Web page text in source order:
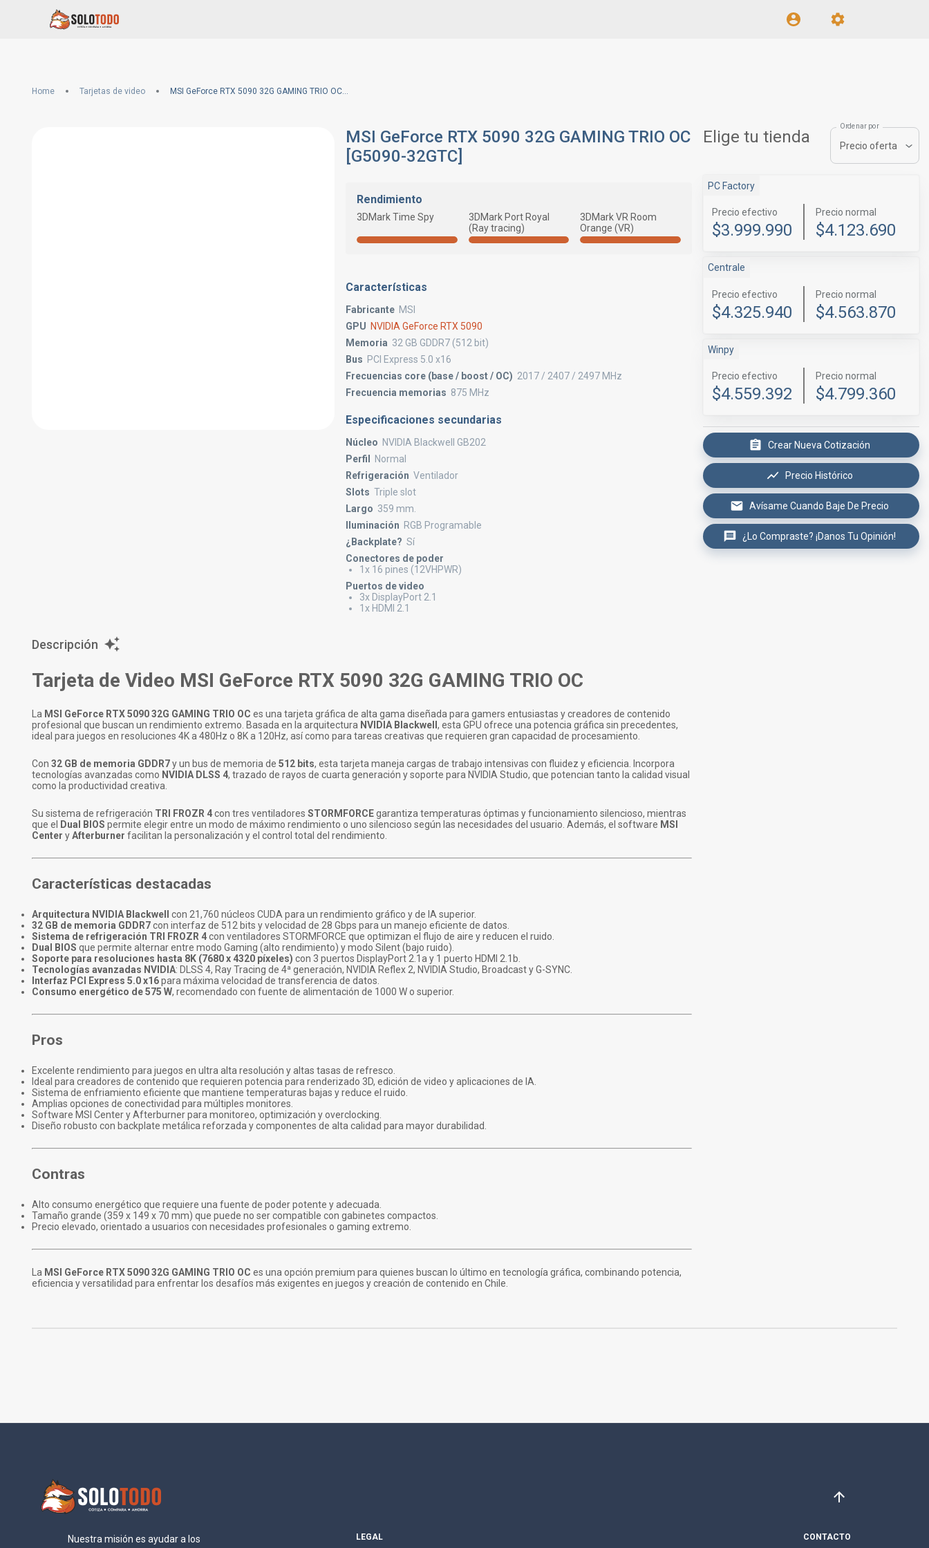
Home Tarjetas de video MSI GeForce RTX 5090 32G GAMING TRIO OC [G5090-32GTC]
MSI GeForce RTX 5090 32G GAMING TRIO OC
[G5090-32GTC]
Rendimiento
3DMark Time Spy
3DMark Port Royal
(Ray tracing)
3DMark VR Room
Orange (VR)
Características
Fabricante MSI
GPU NVIDIA GeForce RTX 5090
Memoria 32 GB GDDR7 (512 bit)
Bus PCI Express 5.0 x16
Frecuencias core (base / boost / OC) 2017 / 2407 / 2497 MHz
Frecuencia memorias 875 MHz
Especificaciones secundarias
Núcleo NVIDIA Blackwell GB202
Perfil
Normal
Refrigeración Ventilador
Slots Triple slot
Largo 359 mm.
Iluminación RGB Programable
¿Backplate? Sí
Conectores de poder
1x 16 pines (12VHPWR)
Puertos de video
3x DisplayPort 2.1
1x HDMI 2.1
Elige tu tienda
Ordenar por
Precio oferta
PC Factory
Precio efectivo
$3.999.990
Precio normal
$4.123.690
Centrale
Precio efectivo
$4.325.940
Precio normal
$4.563.870
Winpy
Precio efectivo
$4.559.392
Precio normal
$4.799.360
Crear Nueva Cotización
Precio Histórico
Avísame Cuando Baje De Precio
¿Lo Compraste? ¡Danos Tu Opinión!
Descripción
Tarjeta de Video MSI GeForce RTX 5090 32G GAMING TRIO OC
La MSI GeForce RTX 5090 32G GAMING TRIO OC es una tarjeta gráfica de alta gama diseñada para gamers entusiastas y creadores de contenido
profesional que buscan un rendimiento extremo. Basada en la arquitectura NVIDIA Blackwell , esta GPU ofrece una potencia gráfica sin precedentes,
ideal para juegos en resoluciones 4K a 480Hz o 8K a 120Hz, así como para tareas creativas que requieren gran capacidad de procesamiento.
Con 32 GB de memoria GDDR7y un bus de memoria de 512 bits, esta tarjeta maneja cargas de trabajo intensivas con fluidez y eficiencia. Incorpora
tecnologías avanzadas como NVIDIA DLSS 4, trazado de rayos de cuarta generación y soporte para NVIDIA Studio, que potencian tanto la calidad visual
como la productividad creativa.
Su sistema de refrigeración TRI FROZR 4con tres ventiladores STORMFORCEgarantiza temperaturas óptimas y funcionamiento silencioso, mientras
que el
Dual BIOS permite elegir entre un modo de máximo rendimiento o uno silencioso según las necesidades del usuario. Además, el software MSI
Center yAfterburner facilitan la personalización y el control total del rendimiento.
Características destacadas
Arquitectura NVIDIA Blackwell
con 21,760 núcleos CUDA para un rendimiento gráfico y de IA superior.
32 GB de memoria GDDR7con interfaz de 512 bits y velocidad de 28 Gbps para un manejo eficiente de datos.
Sistema de refrigeración TRI FROZR 4con ventiladores STORMFORCE que optimizan el flujo de aire y reducen el ruido.
Dual BIOS que permite alternar entre modo Gaming (alto rendimiento) y modo Silent (bajo ruido).
Soporte para resoluciones hasta 8K (7680 x 4320 píxeles) con 3 puertos DisplayPort 2.1a y 1 puerto HDMI 2.1b.
Tecnologías avanzadas NVIDIA: DLSS 4, Ray Tracing de 4ª generación, NVIDIA Reflex 2, NVIDIA Studio, Broadcast y G-SYNC.
Interfaz PCI Express 5.0 x16para máxima velocidad de transferencia de datos.
Consumo energético de 575 W, recomendado con fuente de alimentación de 1000 W o superior.
Pros
Excelente rendimiento para juegos en ultra alta resolución y altas tasas de refresco.
Ideal para creadores de contenido que requieren potencia para renderizado 3D, edición de video y aplicaciones de IA.
Sistema de enfriamiento eficiente que mantiene temperaturas bajas y reduce el ruido.
Amplias opciones de conectividad para múltiples monitores.
Software MSI Center y Afterburner para monitoreo, optimización y overclocking.
Diseño robusto con backplate metálica reforzada y componentes de alta calidad para mayor durabilidad.
Contras
Alto consumo energético que requiere una fuente de poder potente y adecuada.
Tamaño grande (359 x 149 x 70 mm) que puede no ser compatible con gabinetes compactos.
Precio elevado, orientado a usuarios con necesidades profesionales o gaming extremo.
La MSI GeForce RTX 5090 32G GAMING TRIO OC es una opción premium para quienes buscan lo último en tecnología gráfica, combinando potencia,
eficiencia y versatilidad para enfrentar los desafíos más exigentes en juegos y creación de contenido en Chile.
Nuestra misión es ayudar a los LEGAL CONTACTO